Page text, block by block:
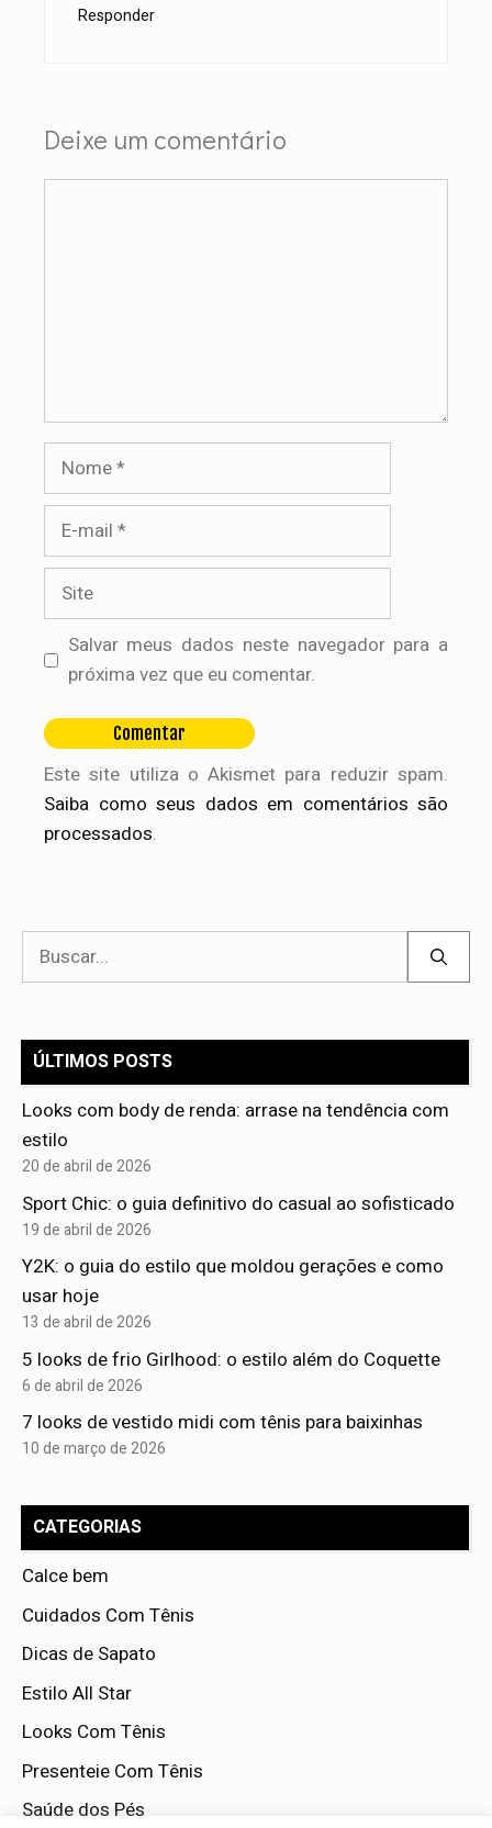
Responder
Deixe um comentário
Nome
mail
Site
Salvar meus dados neste navegador para a
próxima vez que eu comentar.
Este site utiliza o Akismet para reduzir spam.
Saiba como seus dados em comentários são
processados.
Pesquisar
por:
ÚLTIMOS POSTS
Looks com body de renda: arrase na tendência com
estilo
20 de abril de 2026
Sport Chic: o guia definitivo do casual ao sofisticado
19 de abril de 2026
Y2K: o guia do estilo que moldou gerações e como
usar hoje
13 de abril de 2026
5 looks de frio Girlhood: o estilo além do Coquette
6 de abril de 2026
7 looks de vestido midi com tênis para baixinhas
10 de março de 2026
CATEGORIAS
Calce bem
Cuidados Com Tênis
Dicas de Sapato
Estilo All Star
Looks Com Tênis
Presenteie Com Tênis
Saúde dos Pés